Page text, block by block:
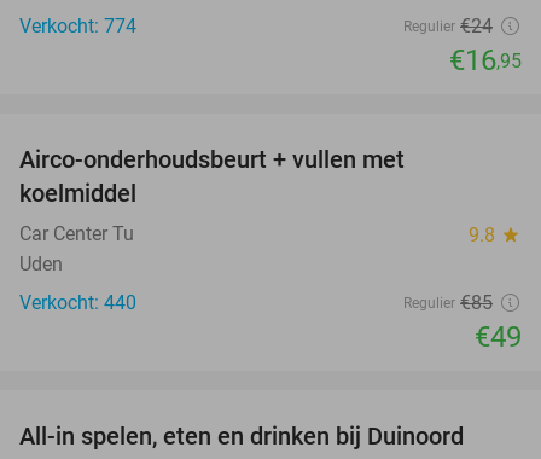
Verkocht: 774
Regulier €24
€16,95
Airco-onderhoudsbeurt + vullen met
koelmiddel
Car Center Tu 9.8 star
Uden
Verkocht: 440
Regulier €85
€49
All-in spelen, eten en drinken bij Duinoord